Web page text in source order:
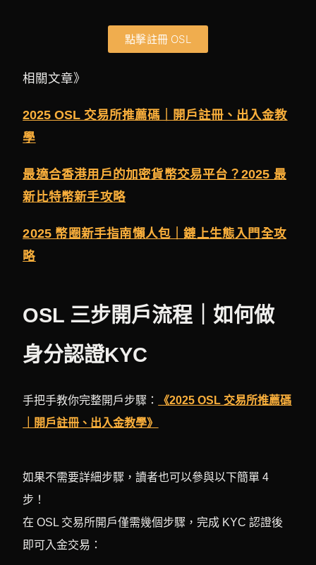
點擊註冊 OSL
相關文章》
2025 OSL 交易所推薦碼｜開戶註冊、出入金教
學
最適合香港用戶的加密貨幣交易平台？2025 最
新比特幣新手攻略
2025 幣圈新手指南懶人包｜鏈上生態入門全攻
略
OSL 三步開戶流程｜如何做
身分認證KYC
手把手教你完整開戶步驟：
《2025 OSL 交易所推薦碼
｜開戶註冊、出入金教學》
如果不需要詳細步驟，讀者也可以參與以下簡單 4
步！
在 OSL 交易所開戶僅需幾個步驟，完成 KYC 認證後
即可入金交易：